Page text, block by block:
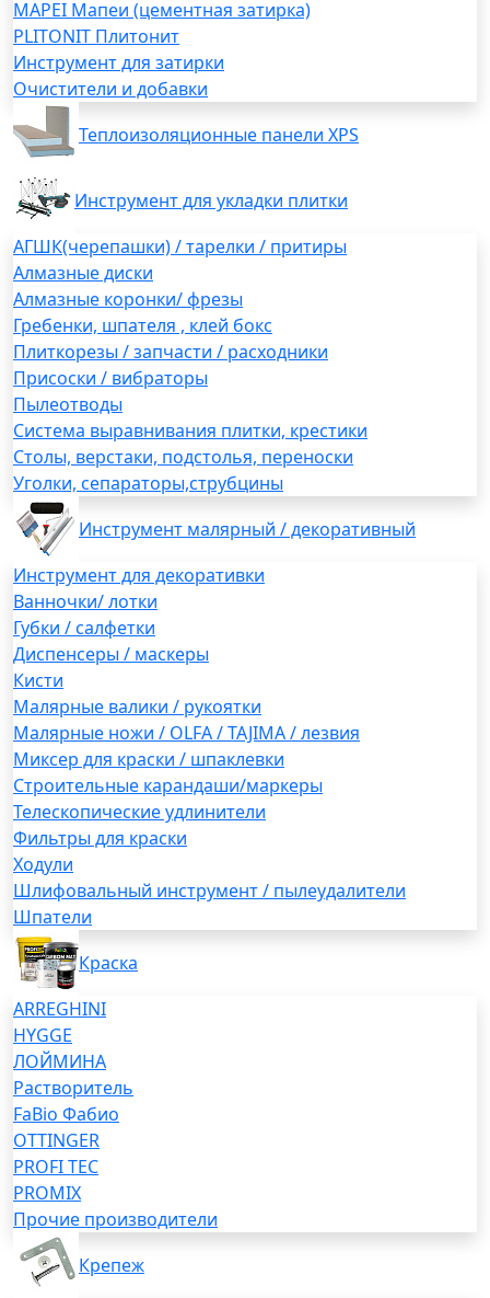
MAPEI Мапеи (цементная затирка)
PLITONIT Плитонит
Инструмент для затирки
Очистители и добавки
Теплоизоляционные панели XPS
Инструмент для укладки плитки
АГШК(черепашки) / тарелки / притиры
Алмазные диски
Алмазные коронки/ фрезы
Гребенки, шпателя , клей бокс
Плиткорезы / запчасти / расходники
Присоски / вибраторы
Пылеотводы
Система выравнивания плитки, крестики
Столы, верстаки, подстолья, переноски
Уголки, сепараторы,струбцины
Инструмент малярный / декоративный
Инструмент для декоративки
Ванночки/ лотки
Губки / салфетки
Диспенсеры / маскеры
Кисти
Малярные валики / рукоятки
Малярные ножи / OLFA / TAJIMA / лезвия
Миксер для краски / шпаклевки
Строительные карандаши/маркеры
Телескопические удлинители
Фильтры для краски
Ходули
Шлифовальный инструмент / пылеудалители
Шпатели
Краска
ARREGHINI
HYGGE
ЛОЙМИНА
Растворитель
FaBio Фабио
OTTINGER
PROFI TEC
PROMIX
Прочие производители
Крепеж